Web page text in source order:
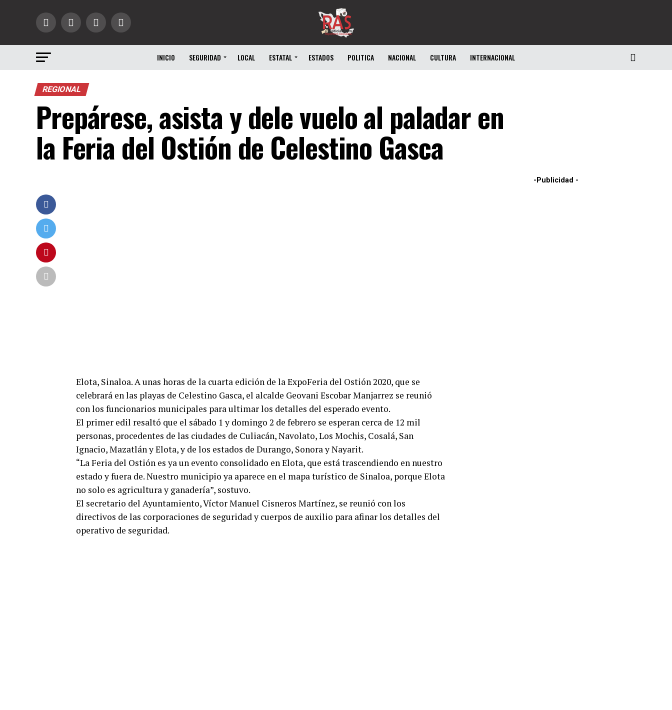
INICIO SEGURIDAD LOCAL ESTATAL ESTADOS POLITICA NACIONAL CULTURA INTERNACIONAL
REGIONAL
Prepárese, asista y dele vuelo al paladar en
la Feria del Ostión de Celestino Gasca
Elota, Sinaloa. A unas horas de la cuarta edición de la ExpoFeria del Ostión 2020, que se
celebrará en las playas de Celestino Gasca, el alcalde Geovani Escobar Manjarrez se reunió
con los funcionarios municipales para ultimar los detalles del esperado evento.
El primer edil resaltó que el sábado 1 y domingo 2 de febrero se esperan cerca de 12 mil
personas, procedentes de las ciudades de Culiacán, Navolato, Los Mochis, Cosalá, San
Ignacio, Mazatlán y Elota, y de los estados de Durango, Sonora y Nayarit.
“La Feria del Ostión es ya un evento consolidado en Elota, que está trascendiendo en nuestro
estado y fuera de. Nuestro municipio ya aparece en el mapa turístico de Sinaloa, porque Elota
no solo es agricultura y ganadería”, sostuvo.
El secretario del Ayuntamiento, Víctor Manuel Cisneros Martínez, se reunió con los
directivos de las corporaciones de seguridad y cuerpos de auxilio para afinar los detalles del
operativo de seguridad.
-Publicidad -